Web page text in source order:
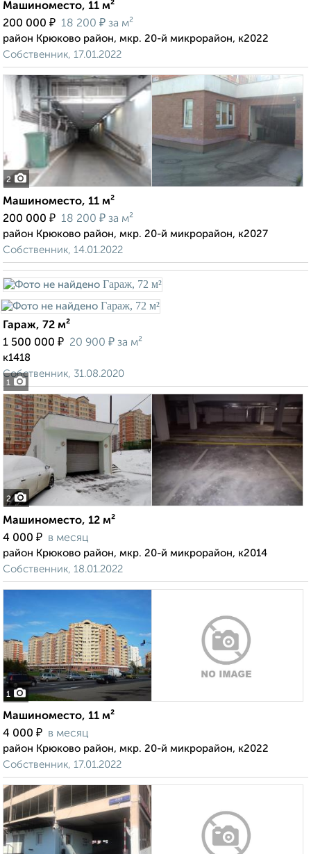
Машиноместо, 11 м²
200 000 ₽ 18 200 ₽ за м²
район Крюково район, мкр. 20-й микрорайон, к2022
Собственник, 17.01.2022
2
Машиноместо, 11 м²
200 000 ₽ 18 200 ₽ за м²
район Крюково район, мкр. 20-й микрорайон, к2027
Собственник, 14.01.2022
1
Гараж, 72 м²
1 500 000 ₽ 20 900 ₽ за м²
к1418
Собственник, 31.08.2020
2
Машиноместо, 12 м²
4 000 ₽ в месяц
район Крюково район, мкр. 20-й микрорайон, к2014
Собственник, 18.01.2022
1
Машиноместо, 11 м²
4 000 ₽ в месяц
район Крюково район, мкр. 20-й микрорайон, к2022
Собственник, 17.01.2022